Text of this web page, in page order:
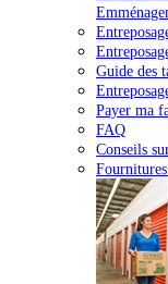
Guide des
Payer ma
FAQ
Conseils
Fournitures